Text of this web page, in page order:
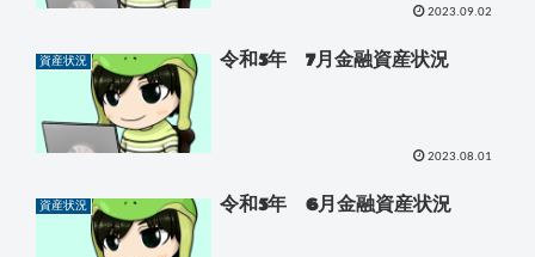
2023.09.02
資産状況 令和5年 7月金融資産状況
2023.08.01
資産状況 令和5年 6月金融資産状況